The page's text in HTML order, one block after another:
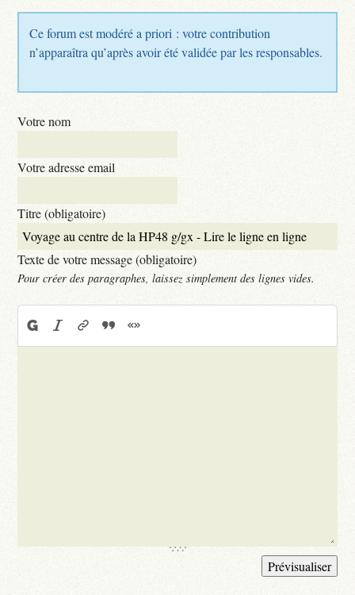
Ce forum est modéré a priori : votre contribution
n’apparaîtra qu’après avoir été validée par les responsables.
Votre nom
Votre adresse email
Titre (obligatoire)
Texte de votre message (obligatoire)
Pour créer des paragraphes, laissez simplement des lignes vides.